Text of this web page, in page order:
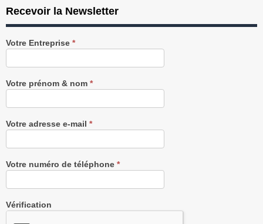
Recevoir la Newsletter
Recevez
notre
gratuitement
Votre Entreprise *
Votre prénom & nom *
Votre adresse e-mail *
Votre numéro de téléphone *
Vérification